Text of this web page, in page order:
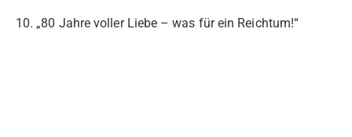
10. „80 Jahre voller Liebe – was für ein Reichtum!“